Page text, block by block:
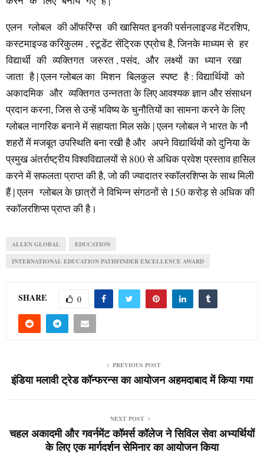
एलन ग्लोबल की ऑफरिंग्स की खासियत इनकी पर्सनलाइज्ड मेंटरशिप,
कस्टमाइज्ड करिकुलम , स्टूडेंट सेंट्रिक एप्रोच है, जिनके माध्यम से हर
विद्यार्थी की व्यक्तिगत जरुरत , पसंद, और लक्ष्यों का ध्यान रखा
जाता है | एलन ग्लोबल का मिशन बिलकुल स्पष्ट है : विद्यार्थियों को
अकादमिक और व्यक्तिगत उन्नतता के लिए आवश्यक ज्ञान और संसाधन
प्रदान करना, जिस से उन्हें भविष्य के चुनौतियों का सामना करने के लिए
ग्लोबल नागरिक बनाने में सहायता मिल सके | एलन ग्लोबल ने भारत के नौ
शहरों में मजबूत उपस्थिति बना रखी है और अपने विद्यार्थियों को दुनिया के
प्रमुख अंतर्राष्ट्रीय विश्वविद्यालयों से 800 से अधिक प्रवेश प्रस्ताव हासिल
करने में सफलता प्राप्त की है, जो की ज्यादातर स्कॉलरशिप्स के साथ मिली
हैं | एलन ग्लोबल के छात्रों ने विभिन्न संगठनों से 150 करोड़ से अधिक की
स्कॉलरशिप्स प्राप्त की है।
ALLEN GLOBAL EDUCATION
INTERNATIONAL EDUCATION PATHFINDER EXCELLENCE AWARD
SHARE 0
PREVIOUS POST
इंडिया मलावी ट्रेड कॉन्फरन्स का आयोजन अहमदाबाद में किया गया
NEXT POST
चहल अकादमी और गवर्नमेंट कॉमर्स कॉलेज ने सिविल सेवा अभ्यर्थियों
के लिए एक मार्गदर्शन सेमिनार का आयोजन किया